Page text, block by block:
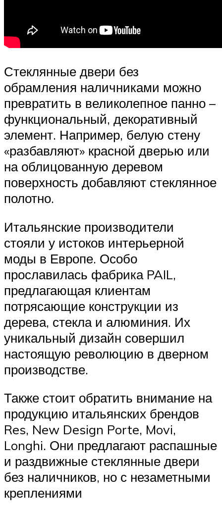
Стеклянные двери без
обрамления наличниками можно
превратить в великолепное панно –
функциональный, декоративный
элемент. Например, белую стену
«разбавляют» красной дверью или
на облицованную деревом
поверхность добавляют стеклянное
полотно.
Итальянские производители
стояли у истоков интерьерной
моды в Европе. Особо
прославилась фабрика PAIL,
предлагающая клиентам
потрясающие конструкции из
дерева, стекла и алюминия. Их
уникальный дизайн совершил
настоящую революцию в дверном
производстве.
Также стоит обратить внимание на
продукцию итальянских брендов
Res, New Design Porte, Movi,
Longhi. Они предлагают распашные
и раздвижные стеклянные двери
без наличников, но с незаметными
креплениями